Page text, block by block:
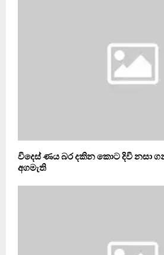
විදෙස් ණය බර දකින කොට දිවි නසා
අගමැති